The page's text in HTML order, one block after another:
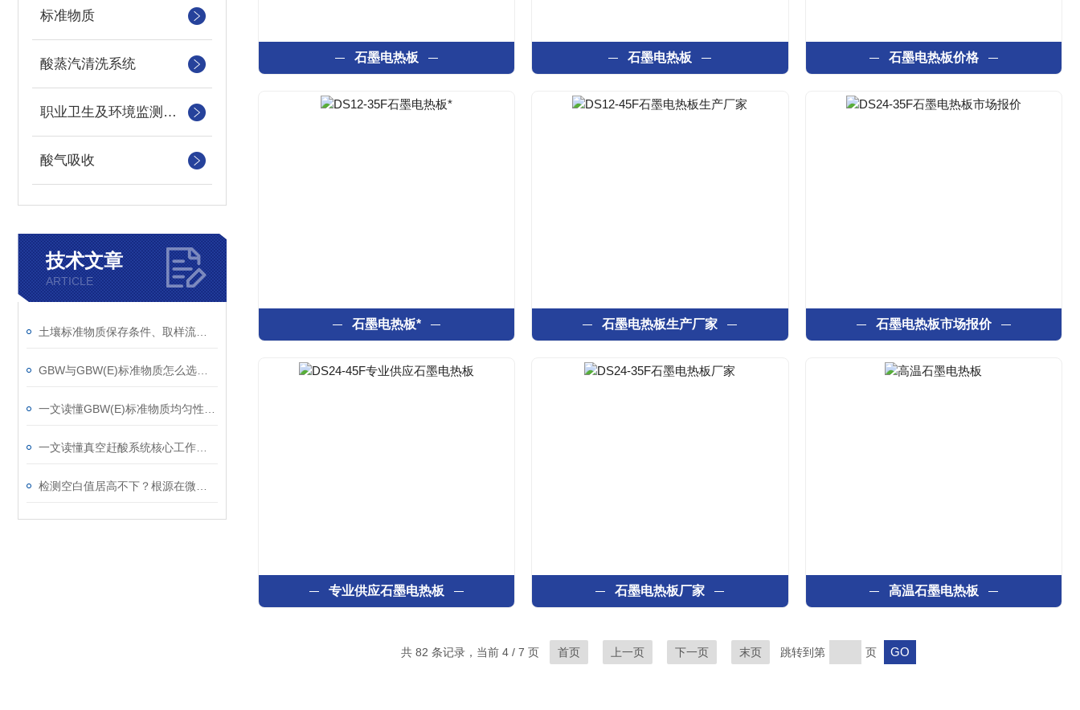
标准物质
酸蒸汽清洗系统
职业卫生及环境监测消耗品
酸气吸收
技术文章
ARTICLE
石墨电热板 石墨电热板 石墨电热板价格
石墨电热板* 石墨电热板生产厂家 石墨电热板市场报价
专业供应石墨电热板 石墨电热板厂家 高温石墨电热板
共 82 条记录，当前 4 / 7 页 首页 上一页 下一页 末页 跳转到第 页